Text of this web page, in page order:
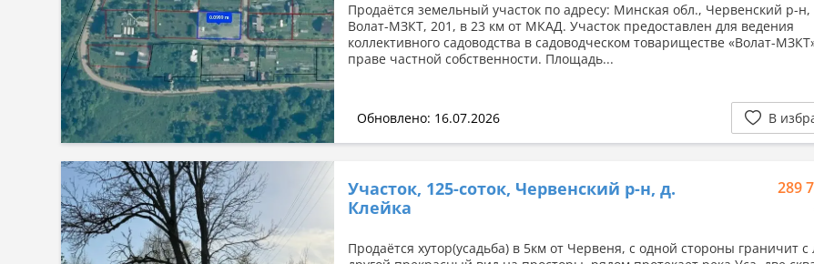
Продаётся земельный участок по адресу: Минская обл., Червенский р-н,
Волат-МЗКТ, 201, в 23 км от МКАД. Участок предоставлен для ведения
коллективного садоводства в садоводческом товариществе «Волат-
праве частной собственности. Площадь...
Обновлено: 16.07.2026 В
Участок, 125-соток, Червенский р-н, д.
Клейка
289
Продаётся хутор(усадьба) в 5км от Червеня, с одной стороны граничит с